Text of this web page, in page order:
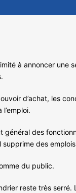
à annoncer
d’achat, les
des
des
du public.
reste très